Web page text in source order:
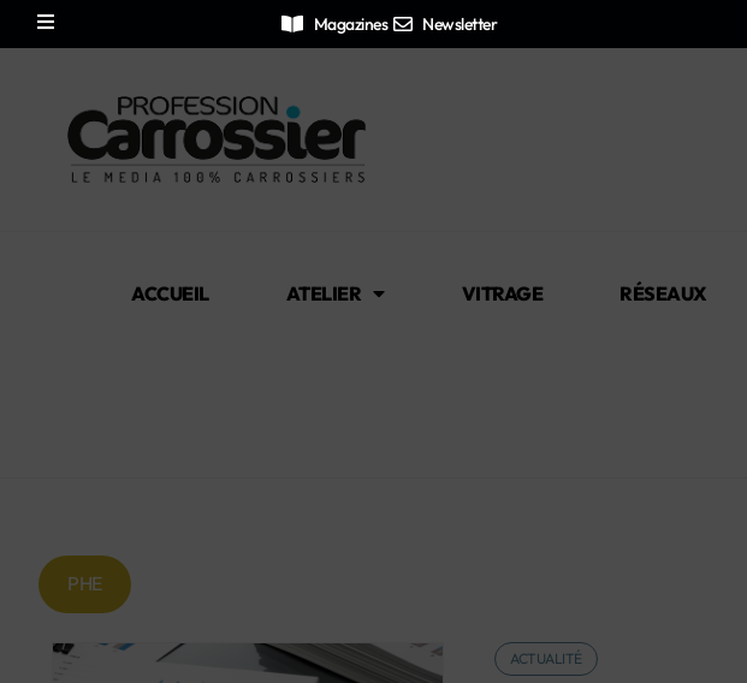
Magazines Newsletter
ACCUEIL ATELIER VITRAGE RÉSEAUX
PHE
ACTUALITÉ